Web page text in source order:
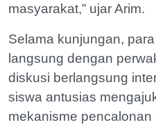
masyarakat,” ujar Arim.
Selama kunjungan,
langsung dengan
diskusi berlangsung
siswa antusias
mekanisme